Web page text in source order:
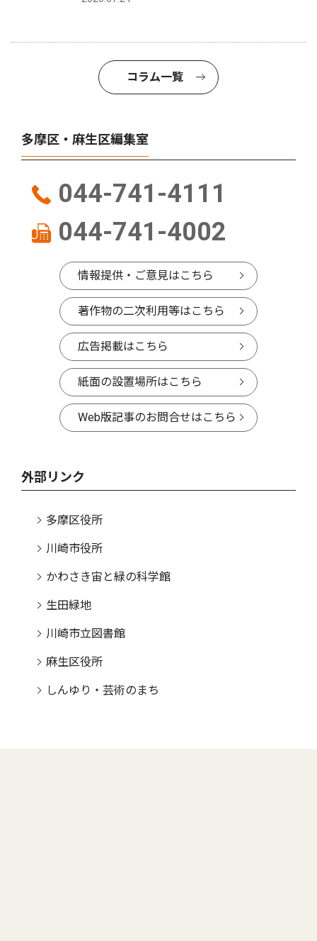
コラム一覧
多摩区・麻生区編集室
044-741-4111
044-741-4002
情報提供・ご意見はこちら
著作物の二次利用等はこちら
広告掲載はこちら
紙面の設置場所はこちら
Web版記事のお問合せはこちら
外部リンク
多摩区役所
川崎市役所
かわさき宙と緑の科学館
生田緑地
川崎市立図書館
麻生区役所
しんゆり・芸術のまち